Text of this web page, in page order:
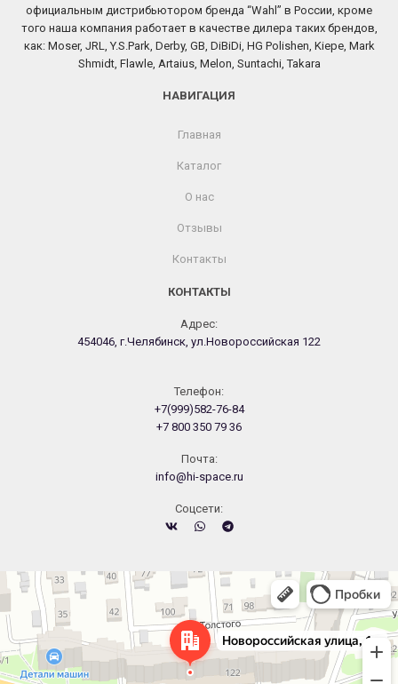
официальным дистрибьютором бренда “Wahl” в России, кроме
того наша компания работает в качестве дилера таких брендов,
как: Moser, JRL, Y.S.Park, Derby, GB, DiBiDi, HG Polishen, Kiepe, Mark
Shmidt, Flawle, Artaius, Melon, Suntachi, Takara
НАВИГАЦИЯ
Главная
Каталог
О нас
Отзывы
Контакты
КОНТАКТЫ
Адрес:
454046, г.Челябинск, ул.Новороссийская 122
Телефон:
+7(999)582-76-84
+7 800 350 79 36
Почта:
info@hi-space.ru
Cоцсети:
Челябинск
Новороссийская улица, 122 — Яндекс.Карты